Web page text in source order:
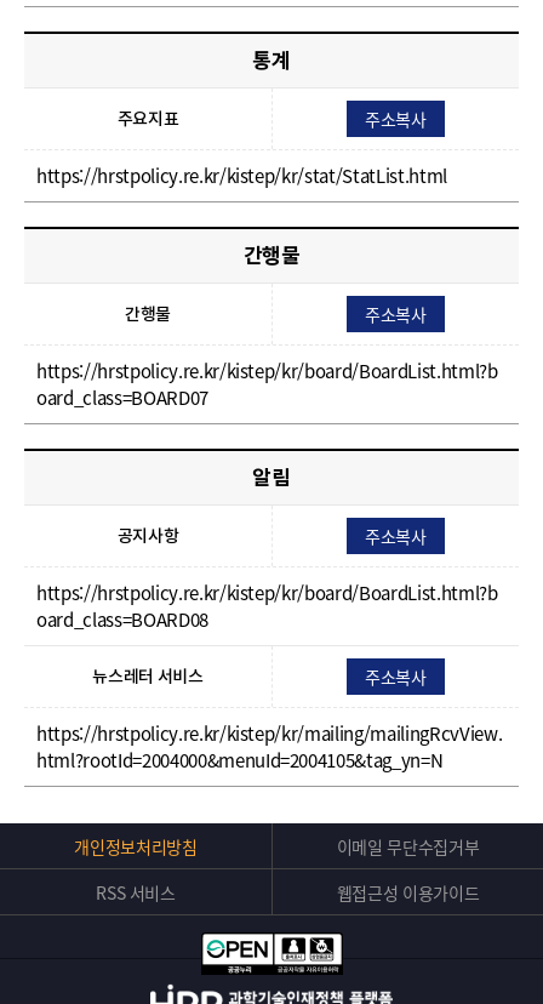
통계
주요지표 주소복사
https://hrstpolicy.re.kr/kistep/kr/stat/StatList.html
간행물
간행물 주소복사
https://hrstpolicy.re.kr/kistep/kr/board/BoardList.html?b
oard_class=BOARD07
알림
공지사항 주소복사
https://hrstpolicy.re.kr/kistep/kr/board/BoardList.html?b
oard_class=BOARD08
뉴스레터 서비스 주소복사
https://hrstpolicy.re.kr/kistep/kr/mailing/mailingRcvView.
html?rootId=2004000&menuId=2004105&tag_yn=N
버
개인정보처리방침
이메일 무단수집거부
RSS 서비스
웹접근성 이용가이드